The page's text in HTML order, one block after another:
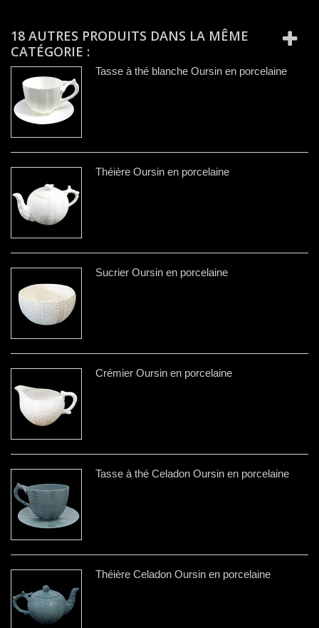
18 AUTRES PRODUITS DANS LA MÊME
CATÉGORIE :
Tasse à thé blanche Oursin en porcelaine
Théière Oursin en porcelaine
Sucrier Oursin en porcelaine
Crémier Oursin en porcelaine
Tasse à thé Celadon Oursin en porcelaine
Théière Celadon Oursin en porcelaine